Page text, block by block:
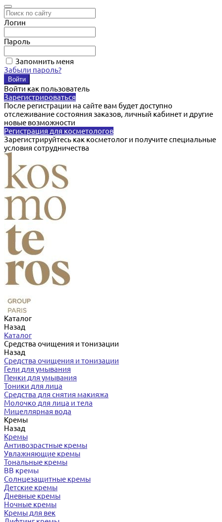
Логин
Пароль
Запомнить меня
Забыли пароль?
Войти как пользователь
Зарегистрироваться
После регистрации на сайте вам будет доступно
отслеживание состояния заказов, личный кабинет и другие
новые возможности
Регистрация для косметологов
Зарегистрируйтесь как косметолог и получите специальные
условия сотрудничества
Каталог
Назад
Каталог
Средства очищения и тонизации
Назад
Средства очищения и тонизации
Гели для умывания
Пенки для умывания
Тоники для лица
Средства для снятия макияжа
Молочко для лица и тела
Мицеллярная вода
Кремы
Назад
Кремы
Антивозрастные кремы
Увлажняющие кремы
Тональные кремы
BB кремы
Солнцезащитные кремы
Детские кремы
Дневные кремы
Ночные кремы
Кремы для век